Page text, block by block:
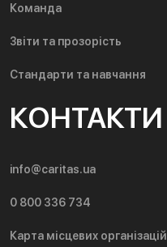
Команда
Звіти та прозорість
Стандарти та навчання
КОНТАКТИ
info@caritas.ua
0 800 336 734
Карта місцевих організацій